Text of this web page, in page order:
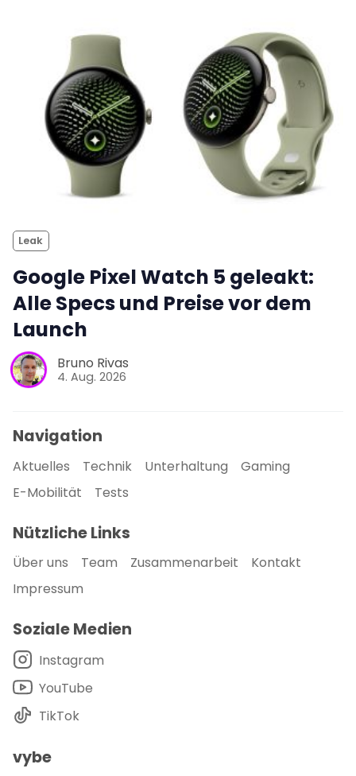
Leak
Google Pixel Watch 5 geleakt:
Alle Specs und Preise vor dem
Launch
Bruno Rivas
4. Aug. 2026
Navigation
Aktuelles Technik Unterhaltung
Gaming
E-Mobilität
Tests
Nützliche Links
Über uns Team Zusammenarbeit
Kontakt
Impressum
Soziale Medien
Instagram
YouTube
TikTok
vybe